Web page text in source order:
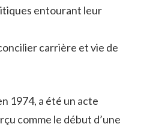
entourant leur
carrière et vie de
1974, a été un acte
comme le début d’une